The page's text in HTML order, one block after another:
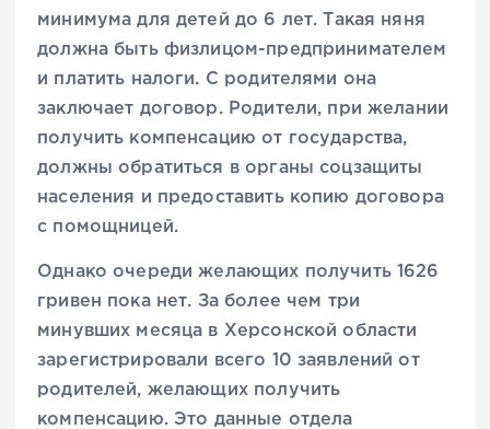
минимума для детей до 6 лет. Такая няня
должна быть физлицом-предпринимателем
и платить налоги. С родителями она
заключает договор. Родители, при желании
получить компенсацию от государства,
должны обратиться в органы соцзащиты
населения и предоставить копию договора
с помощницей.
Однако очереди желающих получить 1626
гривен пока нет. За более чем три
минувших месяца в Херсонской области
зарегистрировали всего 10 заявлений от
родителей, желающих получить
компенсацию. Это данные отдела